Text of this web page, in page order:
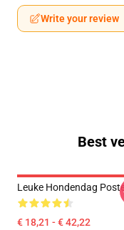
Write your review
Best
Leuke Hondendag
€ 18,21 - € 42,22